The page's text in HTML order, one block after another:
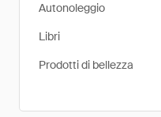
Autonoleggio
Libri
Prodotti di bellezza